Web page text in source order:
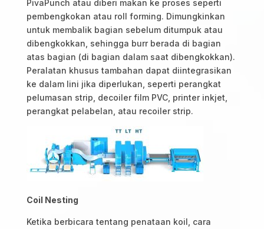
PivaPunch atau diberi makan ke proses seperti
pembengkokan atau roll forming. Dimungkinkan
untuk membalik bagian sebelum ditumpuk atau
dibengkokkan, sehingga burr berada di bagian
atas bagian (di bagian dalam saat dibengkokkan).
Peralatan khusus tambahan dapat diintegrasikan
ke dalam lini jika diperlukan, seperti perangkat
pelumasan strip, decoiler film PVC, printer inkjet,
perangkat pelabelan, atau recoiler strip.
Coil Nesting
Ketika berbicara tentang penataan koil, cara